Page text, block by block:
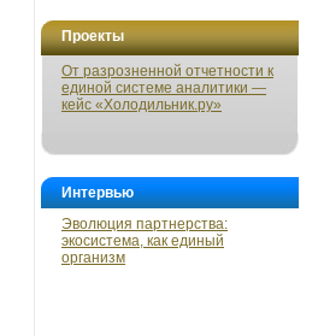
Проекты
От разрозненной отчетности к
единой системе аналитики —
кейс «Холодильник.ру»
Интервью
Эволюция партнерства:
экосистема, как единый
организм